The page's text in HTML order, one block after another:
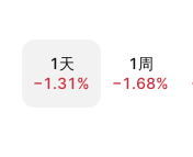
1天
−1.31%
1周
−1.68%